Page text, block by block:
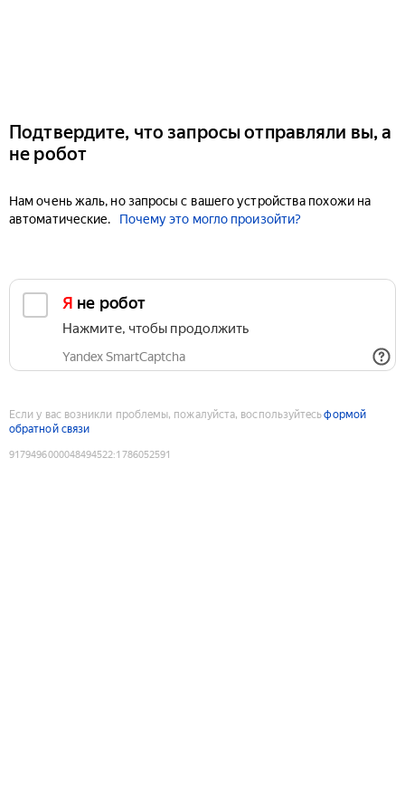
Подтвердите, что запросы отправляли вы, а
не робот
Нам очень жаль, но запросы с вашего устройства похожи на
автоматические.
Почему это могло произойти?
Я не робот
Нажмите, чтобы продолжить
Yandex SmartCaptcha
Если у вас возникли проблемы, пожалуйста, воспользуйтесьформой
обратной связи
9179496000048494522:1786052591